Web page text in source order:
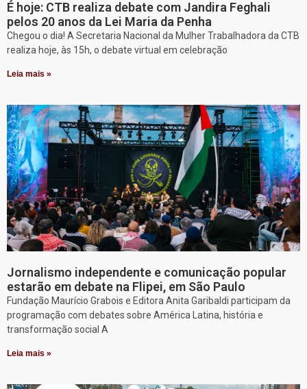
É hoje: CTB realiza debate com Jandira Feghali
pelos 20 anos da Lei Maria da Penha
Chegou o dia! A Secretaria Nacional da Mulher Trabalhadora da CTB
realiza hoje, às 15h, o debate virtual em celebração
Leia mais »
Jornalismo independente e comunicação popular
estarão em debate na Flipei, em São Paulo
Fundação Maurício Grabois e Editora Anita Garibaldi participam da
programação com debates sobre América Latina, história e
transformação social A
Leia mais »